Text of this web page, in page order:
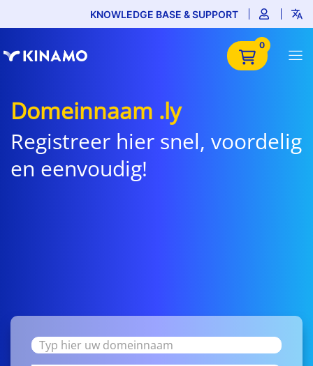
KNOWLEDGE BASE & SUPPORT
0
Domeinnaam .ly
Registreer hier snel, voordelig
en eenvoudig!